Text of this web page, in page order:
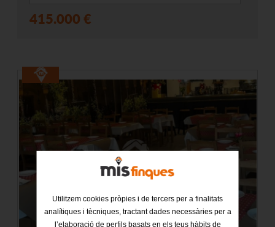
415.000 €
Utilitzem cookies pròpies i de tercers per a finalitats
analítiques i tècniques, tractant dades necessàries per a
l’elaboració de perfils basats en els teus hàbits de